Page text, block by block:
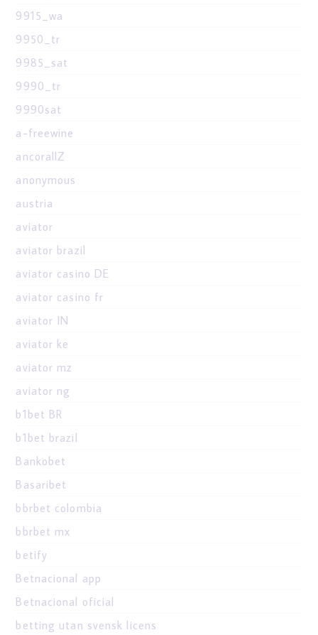
9915_wa
9950_tr
9985_sat
9990_tr
9990sat
a-freewine
ancorallZ
anonymous
austria
aviator
aviator brazil
aviator casino DE
aviator casino fr
aviator IN
aviator ke
aviator mz
aviator ng
b1bet BR
b1bet brazil
Bankobet
Basaribet
bbrbet colombia
bbrbet mx
betify
Betnacional app
Betnacional oficial
betting utan svensk licens